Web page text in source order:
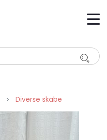
Diverse skabe